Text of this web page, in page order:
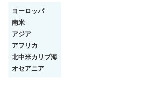
ヨーロッパ
南米
アジア
アフリカ
北中米カリブ海
オセアニア